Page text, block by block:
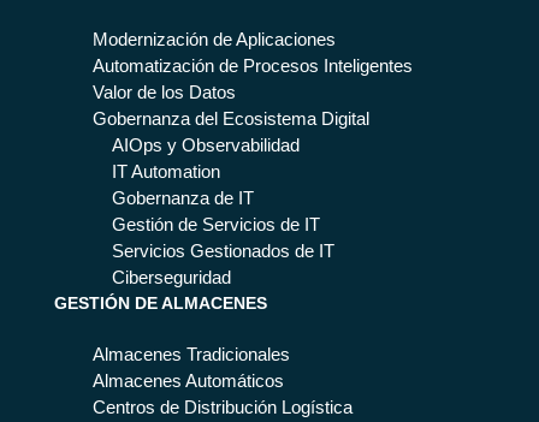
Modernización de Aplicaciones
Automatización de Procesos Inteligentes
Valor de los Datos
Gobernanza del Ecosistema Digital
AIOps y Observabilidad
IT Automation
Gobernanza de IT
Gestión de Servicios de IT
Servicios Gestionados de IT
Ciberseguridad
GESTIÓN DE ALMACENES
Almacenes Tradicionales
Almacenes Automáticos
Centros de Distribución Logística